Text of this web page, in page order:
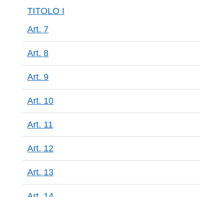
TITOLO I
Art. 7
Art. 8
Art. 9
Art. 10
Art. 11
Art. 12
Art. 13